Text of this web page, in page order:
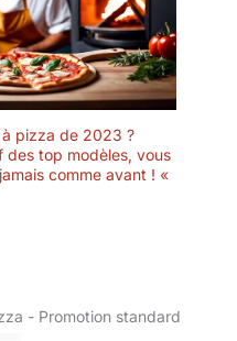
à pizza de 2023 ?
des top modèles, vous
comme avant ! «